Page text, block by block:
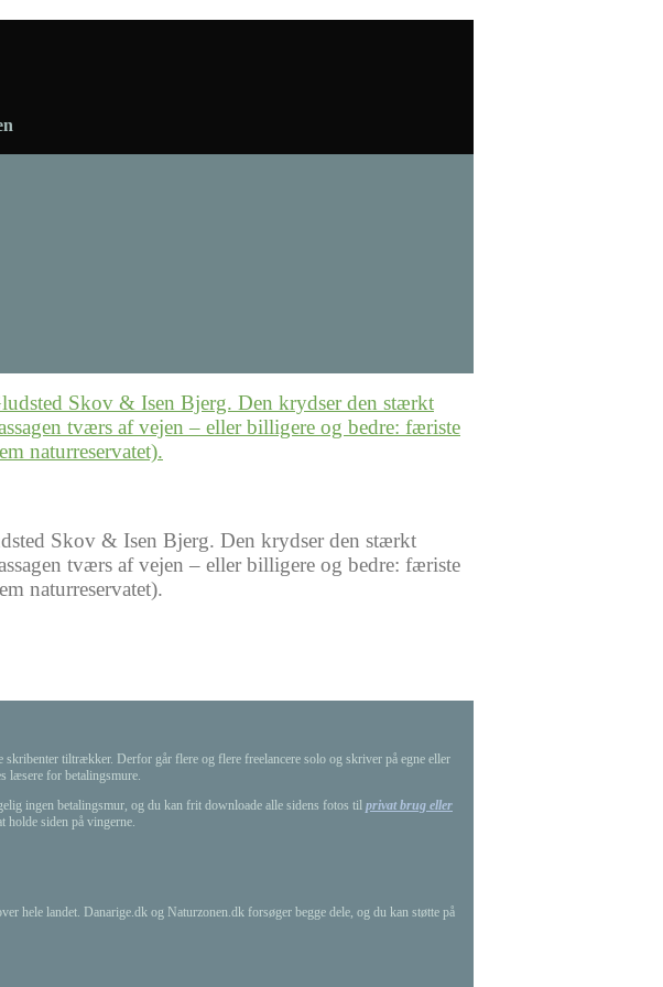
Skov & Isen Bjerg. Den krydser den stærkt
tværs af vejen – eller billigere og bedre: færiste
naturreservatet).
tiltrækker. Derfor går flere og flere freelancere solo og skriver på egne eller
læsere for betalingsmure.
ingen betalingsmur, og du kan frit downloade alle sidens fotos til privat brug eller
siden på vingerne.
hele landet. Danarige.dk og Naturzonen.dk forsøger begge dele, og du kan støtte på